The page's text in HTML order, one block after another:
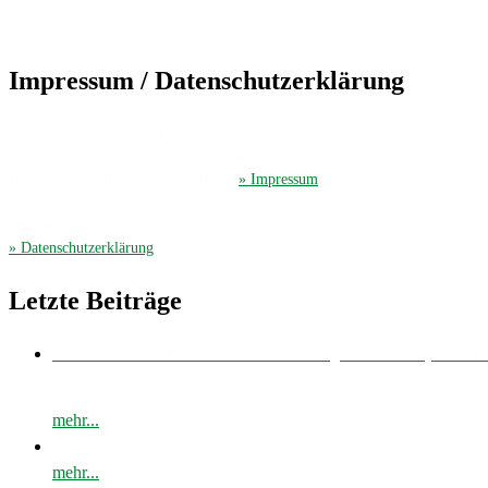
Impressum / Datenschutzerklärung
» Impressum
» Datenschutzerklärung
Letzte Beiträge
mehr...
mehr...